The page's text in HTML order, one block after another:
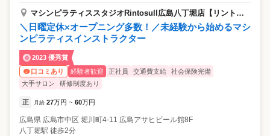
マシンピラティススタジオRintosull広島八丁堀店【リントスル】
＼日曜定休×オープニング多数！／未経験から始めるマシ
ンピラティスインストラクター
2023 優秀賞
口コミあり
経験者歓迎 正社員 交通費支給
社会保険完備
大手サロン
研修制度あり
正 月給 27万円 ~ 60万円
広島県 広島市中区 堀川町4-11 広島アサヒビール館8F
八丁堀駅 徒歩2分